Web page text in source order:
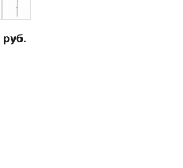
руб.